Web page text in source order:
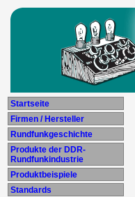
Startseite
Firmen / Hersteller
Rundfunkgeschichte
Produkte der DDR-
Rundfunkindustrie
Produktbeispiele
Standards